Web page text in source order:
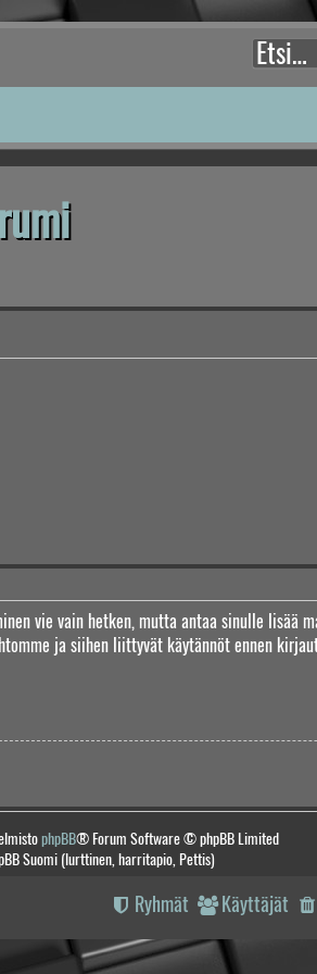
vie vain hetken, mutta antaa sinulle lisää
ja siihen liittyvät käytännöt ennen
phpBB® Forum Software © phpBB Limited
Suomi (lurttinen, harritapio, Pettis)
Käyttäjät
Ryhmät